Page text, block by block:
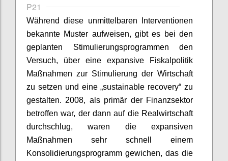
P21
Während diese unmittelbaren Interventionen
bekannte Muster aufweisen, gibt es bei den
geplanten Stimulierungsprogrammen den
Versuch, über eine expansive Fiskalpolitik
Maßnahmen zur Stimulierung der Wirtschaft
zu setzen und eine „sustainable recovery“ zu
gestalten. 2008, als primär der Finanzsektor
betroffen war, der dann auf die Realwirtschaft
durchschlug, waren die expansiven
Maßnahmen sehr schnell einem
Konsolidierungsprogramm gewichen, das die